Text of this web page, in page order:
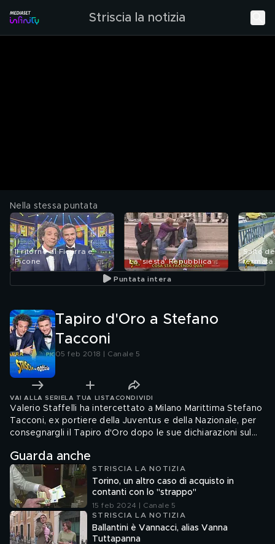
Striscia la notizia
Nella stessa puntata
Il ritorno di Ficarra e
Picone
La 'siesta' Repubblica
Salto
fermata
Puntata intera
Tapiro d'Oro a Stefano
Tacconi
05 feb 2018 | Canale 5
VAI ALLA SERIE LA TUA LISTA CONDIVIDI
Valerio Staffelli ha intercettato a Milano Marittima Stefano
Tacconi, ex portiere della Juventus e della Nazionale, per
consegnargli il Tapiro d'Oro dopo le sue dichiarazioni sul
Guarda anche
STRISCIA LA NOTIZIA
Torino, un altro caso di acquisto in
contanti con lo "strappo"
15 feb 2024 | Canale 5
STRISCIA LA NOTIZIA
Ballantini è Vannacci, alias Vanna
Tuttapanna